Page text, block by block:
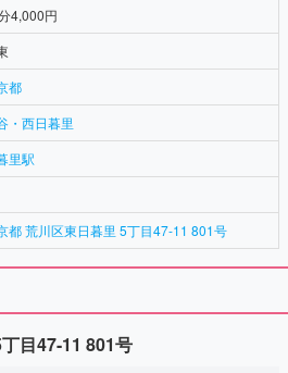
が安心です。再訪の価値があるお店
ひ利用したいと思います。
4,000円
都
・西日暮里
里駅
都 荒川区東日暮里 5丁目47-11 801号
目47-11 801号